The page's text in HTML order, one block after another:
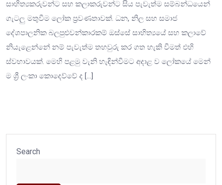
සාහිත්‍යකරුවන්ට සහ කලාකරුවන්ට සිය පැවැත්ම සම්බන්ධයෙන්
ගැටලු මතුවීම ලෝක ප්‍රවණතාවක්. ධන, නිල සහ සමාජ
දේශපාලනික බලපුළුවන්කාරකම් ඔස්සේ සාහිත්‍යයේ සහ කලාවේ
නියැළෙන්නේ නම් පැවැත්ම තහවුරු කර ගත හැකි වීමත් එහි
ස්වභාවයක්. මෙහි පළමු වැනි හැඳින්වීමට අදාළ ව ලෝකයේ මෙන්
ම ශ්‍රී ලංකා කොදෙව්වේ ද […]
Search